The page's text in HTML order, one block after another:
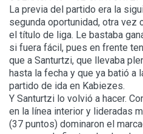
La previa del partido era la
segunda oportunidad, otra vez
el título de liga. Le bastaba
si fuera fácil, pues en frente
que a Santurtzi, que llevaba
hasta la fecha y que ya batió a
partido de ida en Kabiezes.
Y Santurtzi lo volvió a hacer.
en la línea interior y lideradas
(37 puntos) dominaron el